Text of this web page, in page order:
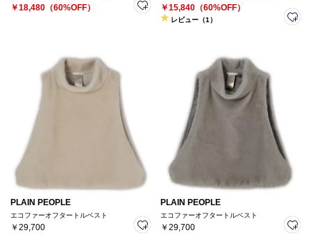
￥18,480（60%OFF） ￥15,840（60%OFF）
レビュー（1）
PLAIN PEOPLE
エコファーオフタートルベスト
￥29,700
PLAIN PEOPLE
エコファーオフタートルベスト
￥29,700